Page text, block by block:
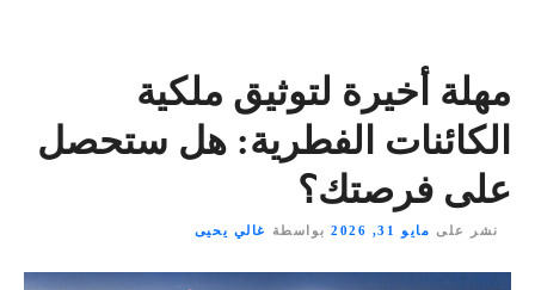
مهلة أخيرة لتوثيق ملكية
الكائنات الفطرية: هل ستحصل
على فرصتك؟
نشر على مايو 31, 2026 بواسطة غالي يحيى